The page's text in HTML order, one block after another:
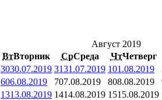
Август 2019
ВтВторник СрСреда ЧтЧетверг
3030.07.2019 3131.07.2019 101.08.2019
606.08.2019 707.08.2019 808.08.2019
1313.08.2019 1414.08.2019 1515.08.2019